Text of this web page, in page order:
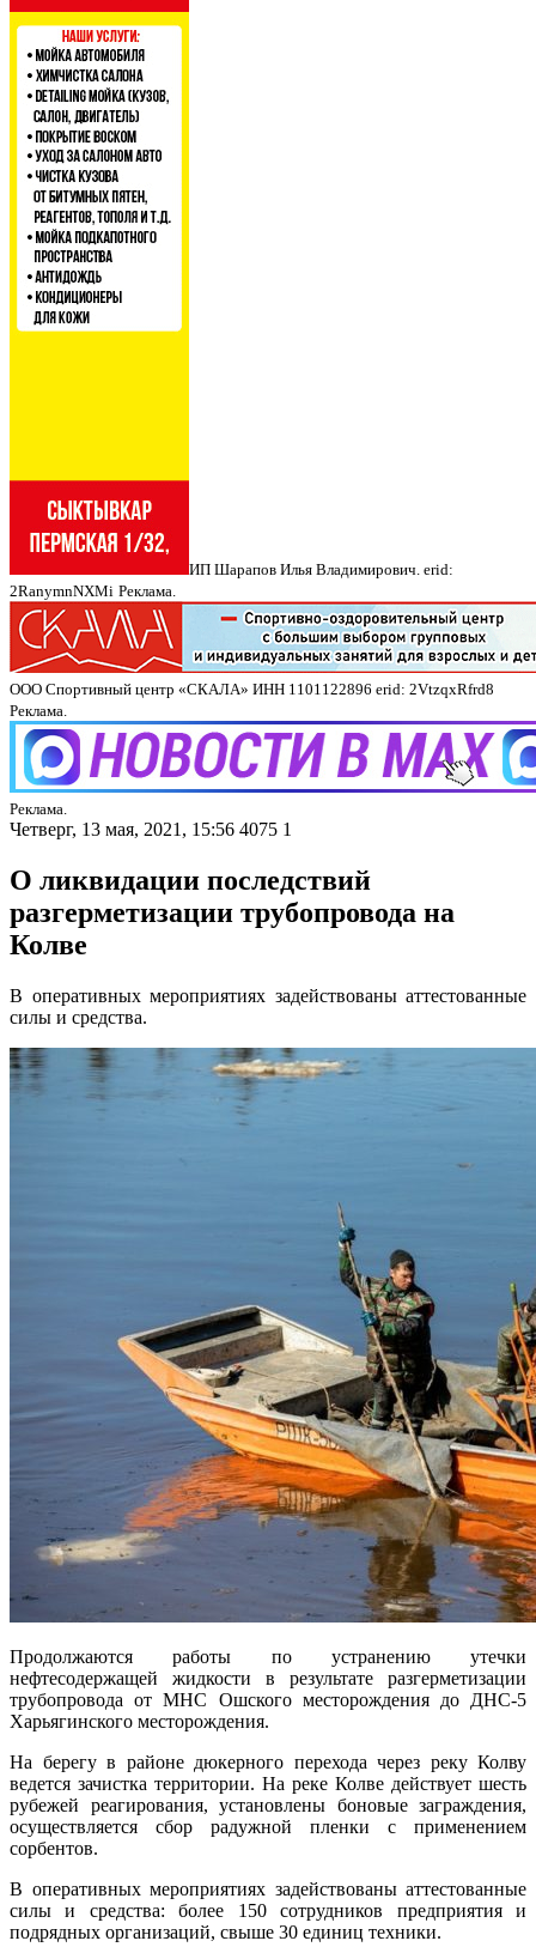
ИП Шарапов Илья Владимирович. erid:
2RanymnNXMi Реклама.
ООО Спортивный центр «СКАЛА» ИНН 1101122896 erid: 2VtzqxRfrd8
Реклама.
Реклама.
Четверг, 13 мая, 2021, 15:56 4075 1
О ликвидации последствий
разгерметизации трубопровода на
Колве
В оперативных мероприятиях задействованы аттестованные
силы и средства.
Продолжаются работы по устранению утечки
нефтесодержащей жидкости в результате разгерметизации
трубопровода от МНС Ошского месторождения до ДНС-5
Харьягинского месторождения.
На берегу в районе дюкерного перехода через реку Колву
ведется зачистка территории. На реке Колве действует шесть
рубежей реагирования, установлены боновые заграждения,
осуществляется сбор радужной пленки с применением
сорбентов.
В оперативных мероприятиях задействованы аттестованные
силы и средства: более 150 сотрудников предприятия и
подрядных организаций, свыше 30 единиц техники.